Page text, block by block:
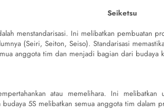
Seiketsu
menstandarisasi. Ini melibatkan pembuatan
(Seiri, Seiton, Seiso). Standarisasi
anggota tim dan menjadi bagian dari budaya
atau memelihara. Ini
5S melibatkan semua anggota tim dalam